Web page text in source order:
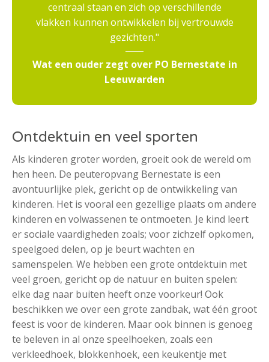
centraal staan en zich op verschillende
vlakken kunnen ontwikkelen bij vertrouwde
gezichten.
Wat een ouder zegt over PO Bernestate in
Leeuwarden
Ontdektuin en veel sporten
Als kinderen groter worden, groeit ook de wereld om
hen heen. De peuteropvang Bernestate is een
avontuurlijke plek, gericht op de ontwikkeling van
kinderen. Het is vooral een gezellige plaats om andere
kinderen en volwassenen te ontmoeten. Je kind leert
er sociale vaardigheden zoals; voor zichzelf opkomen,
speelgoed delen, op je beurt wachten en
samenspelen. We hebben een grote ontdektuin met
veel groen, gericht op de natuur en buiten spelen:
elke dag naar buiten heeft onze voorkeur! Ook
beschikken we over een grote zandbak, wat één groot
feest is voor de kinderen. Maar ook binnen is genoeg
te beleven in al onze speelhoeken, zoals een
verkleedhoek, blokkenhoek, een keukentje met